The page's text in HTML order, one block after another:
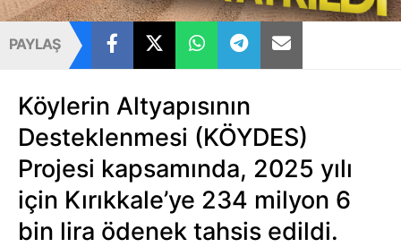
PAYLAŞ
Köylerin Altyapısının
Desteklenmesi (KÖYDES)
Projesi kapsamında, 2025 yılı
için Kırıkkale’ye 234 milyon 6
bin lira ödenek tahsis edildi.